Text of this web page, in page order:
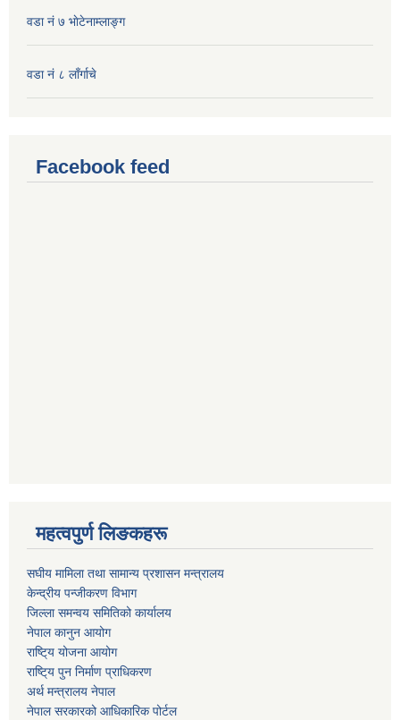
वडा नं ७ भाेटेनाम्लाङ्ग
वडा नं ८ लाँर्गाचे
Facebook feed
महत्वपुर्ण लिङकहरू
स‌घीय मामिला तथा सामान्य प्रशासन मन्त्रालय
केन्द्रीय पन्जीकरण विभाग
जिल्ला समन्वय समितिको कार्यालय
नेपाल कानुन आयोग
राष्टि्य योजना आयोग
राष्टि्य पुन निर्माण प्राधिकरण
अर्थ मन्त्रालय नेपाल
नेपाल सरकारको आधिकारिक पोर्टल